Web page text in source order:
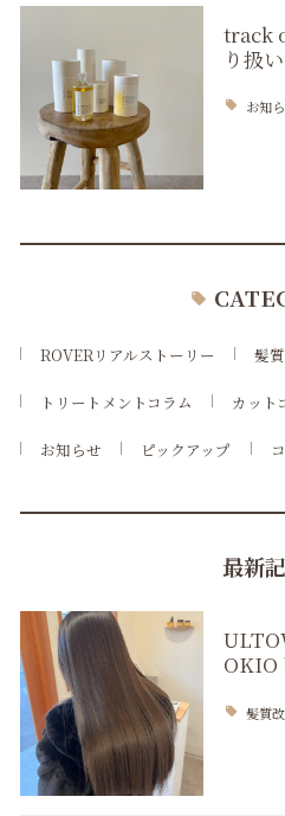
track
り扱
お知
ROVERリアルストーリー 髪
トリートメントコラム カット
お知らせ ピックアップ
最新
OKIO
髪質